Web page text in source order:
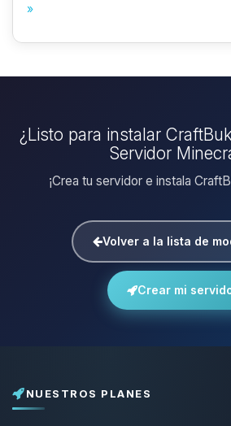
»
¿Listo para instalar
Servidor
¡Crea tu servidor e instala
Volver a la lista de
Crear mi
NUESTROS PLANES